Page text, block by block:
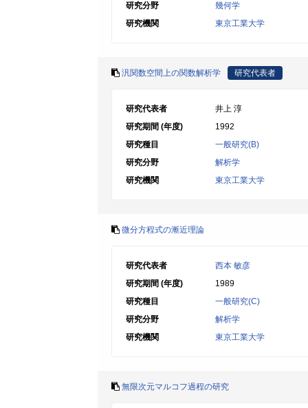
研究分野
幾何学
研究機関
東京工業大学
汎関数空間上の関数解析学 研究代表者
研究代表者
井上 淳
研究期間 (年度)
1992
研究種目
一般研究(B)
研究分野
解析学
研究機関
東京工業大学
微分方程式の漸近理論
研究代表者
西本 敏彦
研究期間 (年度)
1989
研究種目
一般研究(C)
研究分野
解析学
研究機関
東京工業大学
無限次元マルコフ過程の研究